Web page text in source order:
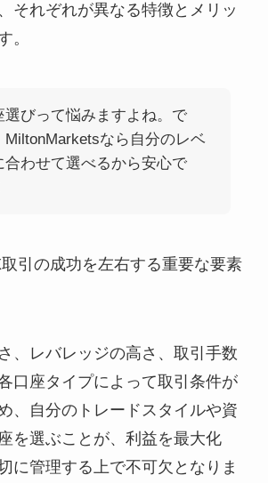
それぞれが異なる特徴とメリッ
。
選びって悩みますよね。で
MiltonMarketsなら自分のレベ
合わせて選べるから安心で
引の成功を左右する重要な要素
、レバレッジの高さ、取引手数
口座タイプによって取引条件が
、自分のトレードスタイルや資
を選ぶことが、利益を最大化
に管理する上で不可欠となりま